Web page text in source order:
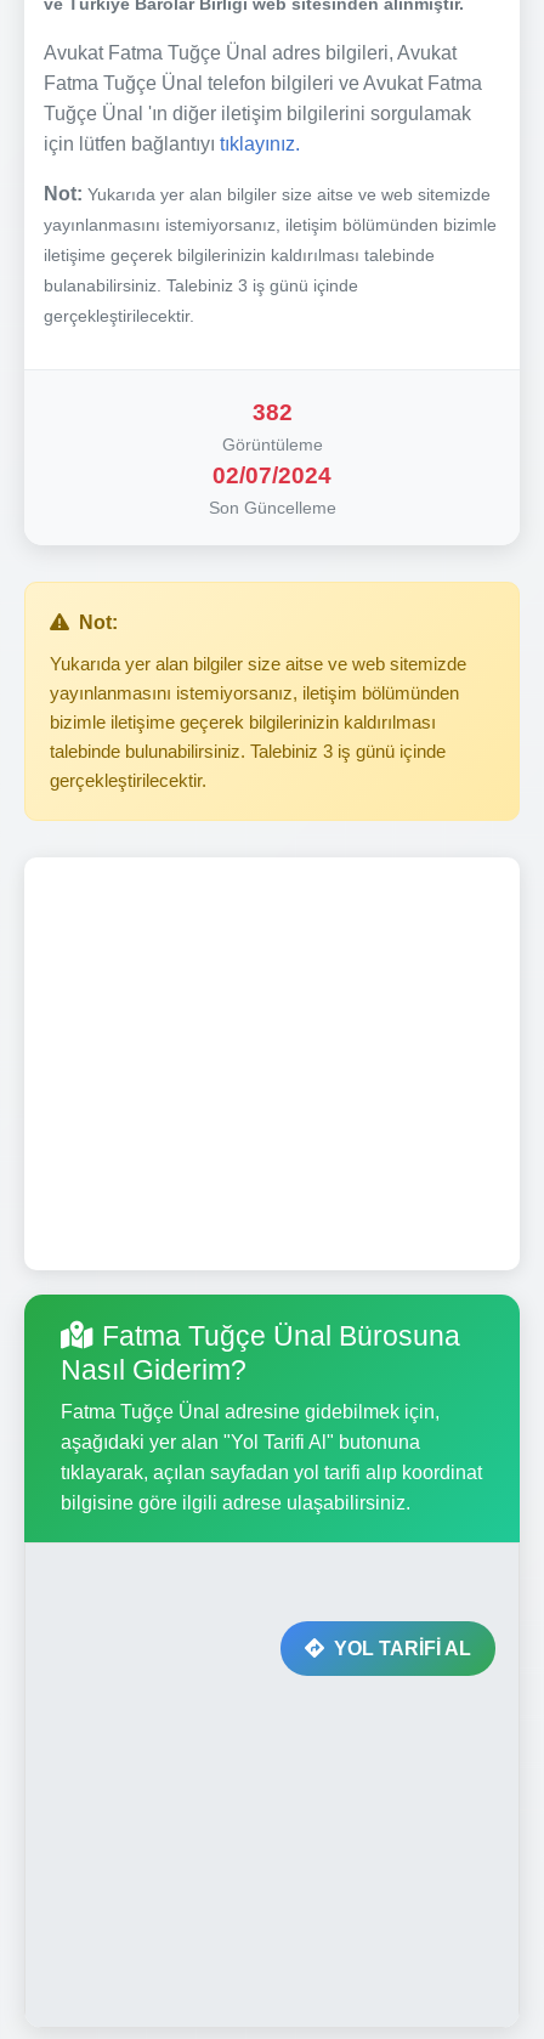
Avukat Fatma Tuğçe Ünal adres bilgileri, Avukat
Fatma Tuğçe Ünal telefon bilgileri ve Avukat Fatma
Tuğçe Ünal 'ın diğer iletişim bilgilerini sorgulamak
için lütfen bağlantıyı tıklayınız.
Not: Yukarıda yer alan bilgiler size aitse ve web sitemizde
yayınlanmasını istemiyorsanız, iletişim bölümünden bizimle
iletişime geçerek bilgilerinizin kaldırılması talebinde
bulanabilirsiniz. Talebiniz 3 iş günü içinde
gerçekleştirilecektir.
382
Görüntüleme
02/07/2024
Son Güncelleme
Not:
Yukarıda yer alan bilgiler size aitse ve web sitemizde
yayınlanmasını istemiyorsanız, iletişim bölümünden
bizimle iletişime geçerek bilgilerinizin kaldırılması
talebinde bulunabilirsiniz. Talebiniz 3 iş günü içinde
gerçekleştirilecektir.
Fatma Tuğçe Ünal Bürosuna
Nasıl Giderim?
Fatma Tuğçe Ünal adresine gidebilmek için,
aşağıdaki yer alan "Yol Tarifi Al" butonuna
tıklayarak, açılan sayfadan yol tarifi alıp koordinat
bilgisine göre ilgili adrese ulaşabilirsiniz.
YOL TARİFİ AL